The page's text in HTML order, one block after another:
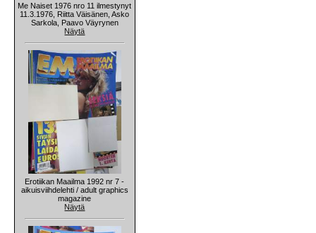
Me Naiset 1976 nro 11 ilmestynyt
11.3.1976, Riitta Väisänen, Asko
Sarkola, Paavo Väyrynen
Näytä
Erotiikan Maailma 1992 nr 7 -
aikuisviihdelehti / adult graphics
magazine
Näytä